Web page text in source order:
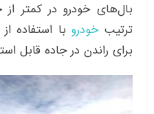
بال‌های خودرو در کمتر
ترتیب خودرو با استفاده
برای راندن در جاده قابل